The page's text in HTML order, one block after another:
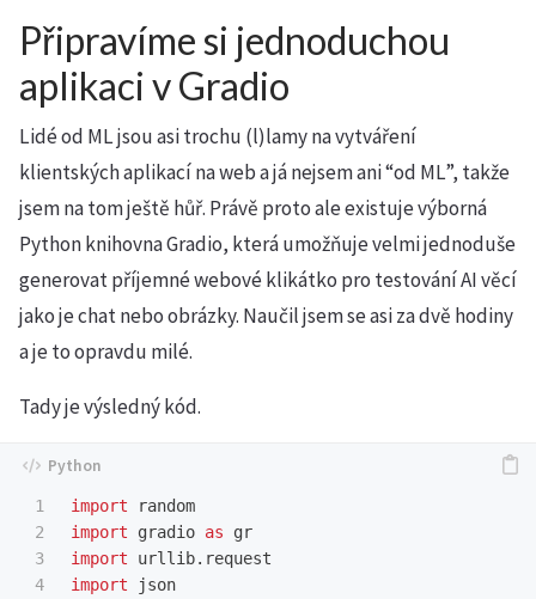
Připravíme si jednoduchou
aplikaci v Gradio
Lidé od ML jsou asi trochu (l)lamy na vytváření
klientských aplikací na web a já nejsem ani “od ML”, takže
jsem na tom ještě hůř. Právě proto ale existuje výborná
Python knihovna Gradio, která umožňuje velmi jednoduše
generovat příjemné webové klikátko pro testování AI věcí
jako je chat nebo obrázky. Naučil jsem se asi za dvě hodiny
a je to opravdu milé.
Tady je výsledný kód.
1
2
3
4
import
random
import
gradio as
gr
import
urllib.request
import
json